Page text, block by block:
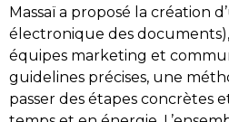
Massaï a proposé la création
électronique des
équipes marketing et
guidelines précises, une
passer des étapes concrètes